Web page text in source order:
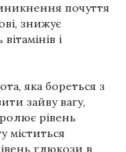
почуття
знижує
і
яка бореться з
зайву вагу,
рівень
міститься
глюкози в